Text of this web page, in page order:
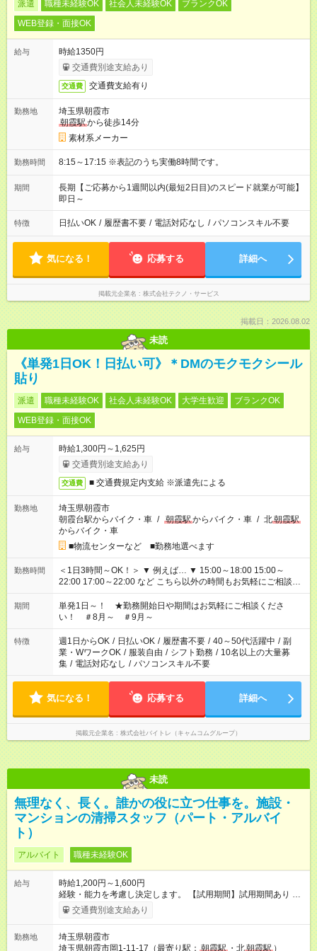
派遣 職種未経験OK 社会人未経験OK
ブランクOK
WEB登録・面接OK
給与
時給1350円
交通費別途支給あり
交通費 交通費支給有り
勤務地
埼玉県朝霞市
朝霞駅から徒歩14分
素材系メーカー
勤務時間 8:15～17:15 ※表記のうち実働8時間です。
期間
長期【ご応募から1週間以内(最短2日目)のスピード就業が可能】
即日～
特徴 日払いOK / 履歴書不要 / 電話対応なし / パソコンスキル不要
気になる！ 応募する 詳細へ
掲載元企業名 株式会社テクノ・サービス
掲載日：2026.08.02
未読
《単発1日OK！日払い可》＊DMのモクモクシール
貼り
派遣 職種未経験OK 社会人未経験OK 大学生歓迎
ブランクOK
WEB登録・面接OK
給与
時給1,300円～1,625円
交通費別途支給あり
交通費 ■ 交通費規定内支給 ※派遣先による
勤務地
埼玉県朝霞市
朝霞台駅からバイク・車 / 朝霞駅からバイク・車 / 北朝霞駅
からバイク・車
■物流センターなど ■勤務地選べます
勤務時間
＜1日3時間～OK！＞ ▼ 例えば… ▼ 15:00～18:00 15:00～
22:00 17:00～22:00 など こちら以外の時間もお気軽にご相談く
ださい！
期間
単発1日～！ ★勤務開始日や期間はお気軽にご相談くださ
い！ ＃8月～ ＃9月～
特徴 週1日からOK / 日払いOK / 履歴書不要 / 40～50代活躍中 / 副
業・WワークOK / 服装自由 / シフト勤務 / 10名以上の大量募
集 / 電話対応なし / パソコンスキル不要
気になる！ 応募する 詳細へ
掲載元企業名 株式会社バイトレ（キャムコムグループ）
未読
無理なく、長く。誰かの役に立つ仕事を。施設・
マンションの清掃スタッフ（パート・アルバイ
ト）
アルバイト 職種未経験OK
給与
時給1,200円～1,600円
経験・能力を考慮し決定します。 【試用期間】試用期間あり 試
用期間の長さ：3ヶ月 雇用形態、給与は本採用時と同じです。
交通費別途支給あり
勤務地
埼玉県朝霞市
埼玉県朝霞市岡1-11-17（最寄り駅： 朝霞駅 ・北朝霞駅 ）